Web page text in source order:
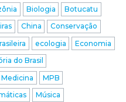
Biologia
Botucatu
China
Conservação
ecologia
Economia
do Brasil
Medicina
MPB
Música